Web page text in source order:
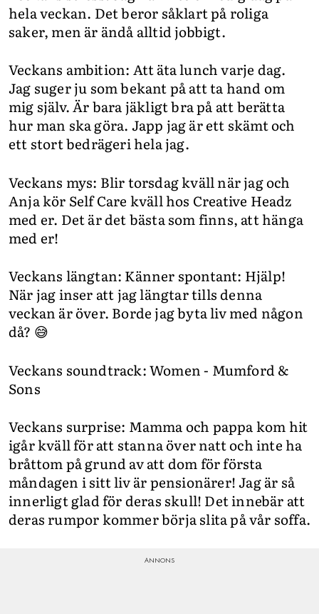
hela veckan. Det beror såklart på roliga
saker, men är ändå alltid jobbigt.
Veckans ambition: Att äta lunch varje dag.
Jag suger ju som bekant på att ta hand om
mig själv. Är bara jäkligt bra på att berätta
hur man ska göra. Japp jag är ett skämt och
ett stort bedrägeri hela jag.
Veckans mys: Blir torsdag kväll när jag och
Anja kör Self Care kväll hos Creative Headz
med er. Det är det bästa som finns, att hänga
med er!
Veckans längtan: Känner spontant: Hjälp!
När jag inser att jag längtar tills denna
veckan är över. Borde jag byta liv med någon
då? 😅
Veckans soundtrack: Women - Mumford &
Sons
Veckans surprise: Mamma och pappa kom hit
igår kväll för att stanna över natt och inte ha
bråttom på grund av att dom för första
måndagen i sitt liv är pensionärer! Jag är så
innerligt glad för deras skull! Det innebär att
deras rumpor kommer börja slita på vår soffa.